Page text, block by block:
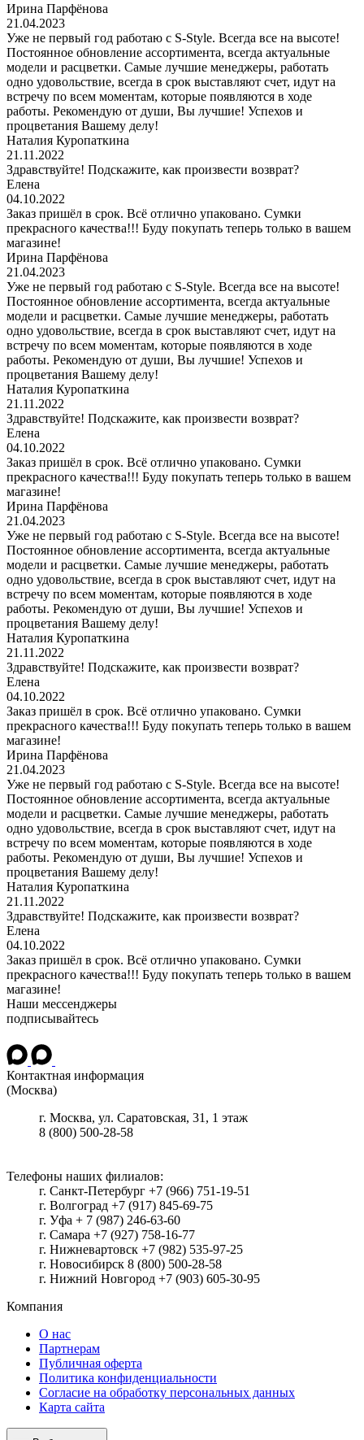
Ирина Парфёнова
21.04.2023
Уже не первый год работаю с S-Style. Всегда все на высоте!
Постоянное обновление ассортимента, всегда актуальные
модели и расцветки. Самые лучшие менеджеры, работать
одно удовольствие, всегда в срок выставляют счет, идут на
встречу по всем моментам, которые появляются в ходе
работы. Рекомендую от души, Вы лучшие! Успехов и
процветания Вашему делу!
Наталия Куропаткина
21.11.2022
Здравствуйте! Подскажите, как произвести возврат?
Елена
04.10.2022
Заказ пришёл в срок. Всё отлично упаковано. Сумки
прекрасного качества!!! Буду покупать теперь только в вашем
магазине!
Ирина Парфёнова
21.04.2023
Уже не первый год работаю с S-Style. Всегда все на высоте!
Постоянное обновление ассортимента, всегда актуальные
модели и расцветки. Самые лучшие менеджеры, работать
одно удовольствие, всегда в срок выставляют счет, идут на
встречу по всем моментам, которые появляются в ходе
работы. Рекомендую от души, Вы лучшие! Успехов и
процветания Вашему делу!
Наталия Куропаткина
21.11.2022
Здравствуйте! Подскажите, как произвести возврат?
Елена
04.10.2022
Заказ пришёл в срок. Всё отлично упаковано. Сумки
прекрасного качества!!! Буду покупать теперь только в вашем
магазине!
Ирина Парфёнова
21.04.2023
Уже не первый год работаю с S-Style. Всегда все на высоте!
Постоянное обновление ассортимента, всегда актуальные
модели и расцветки. Самые лучшие менеджеры, работать
одно удовольствие, всегда в срок выставляют счет, идут на
встречу по всем моментам, которые появляются в ходе
работы. Рекомендую от души, Вы лучшие! Успехов и
процветания Вашему делу!
Наталия Куропаткина
21.11.2022
Здравствуйте! Подскажите, как произвести возврат?
Елена
04.10.2022
Заказ пришёл в срок. Всё отлично упаковано. Сумки
прекрасного качества!!! Буду покупать теперь только в вашем
магазине!
Ирина Парфёнова
21.04.2023
Уже не первый год работаю с S-Style. Всегда все на высоте!
Постоянное обновление ассортимента, всегда актуальные
модели и расцветки. Самые лучшие менеджеры, работать
одно удовольствие, всегда в срок выставляют счет, идут на
встречу по всем моментам, которые появляются в ходе
работы. Рекомендую от души, Вы лучшие! Успехов и
процветания Вашему делу!
Наталия Куропаткина
21.11.2022
Здравствуйте! Подскажите, как произвести возврат?
Елена
04.10.2022
Заказ пришёл в срок. Всё отлично упаковано. Сумки
прекрасного качества!!! Буду покупать теперь только в вашем
магазине!
Наши мессенджеры
подписывайтесь
Контактная информация
(Москва)
г. Москва, ул. Саратовская, 31, 1 этаж
8 (800) 500-28-58
Телефоны наших филиалов:
г. Санкт-Петербург +7 (966) 751-19-51
г. Волгоград +7 (917) 845-69-75
г. Уфа + 7 (987) 246-63-60
г. Самара +7 (927) 758-16-77
г. Нижневартовск +7 (982) 535-97-25
г. Новосибирск 8 (800) 500-28-58
г. Нижний Новгород +7 (903) 605-30-95
Компания
О нас
Партнерам
Публичная оферта
Политика конфиденциальности
Согласие на обработку персональных данных
Карта сайта